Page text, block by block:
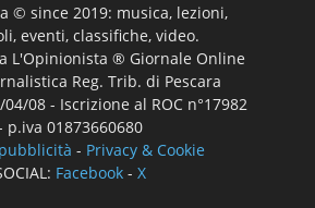
© since 2019: musica, lezioni,
eventi, classifiche, video.
L'Opinionista ® Giornale Online
Reg. Trib. di Pescara
08 - Iscrizione al ROC n°17982
p.iva 01873660680
- Privacy & Cookie
Facebook -X